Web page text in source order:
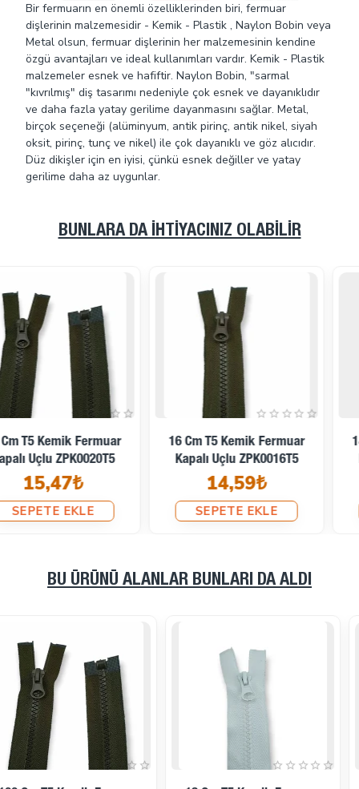
Bir fermuarın en önemli özelliklerinden biri, fermuar
dişlerinin malzemesidir - Kemik - Plastik , Naylon Bobin veya
Metal olsun, fermuar dişlerinin her malzemesinin kendine
özgü avantajları ve ideal kullanımları vardır. Kemik - Plastik
malzemeler esnek ve hafiftir. Naylon Bobin, "sarmal
"kıvrılmış" diş tasarımı nedeniyle çok esnek ve dayanıklıdır
ve daha fazla yatay gerilime dayanmasını sağlar. Metal,
birçok seçeneği (alüminyum, antik pirinç, antik nikel, siyah
oksit, pirinç, tunç ve nikel) ile çok dayanıklı ve göz alıcıdır.
Düz dikişler için en iyisi, çünkü esnek değiller ve yatay
gerilime daha az uygunlar.
BUNLARA DA İHTIYACINIZ OLABILIR
14 Cm T5 Kemik Fermuar
Kapalı Uçlu ZPK0014T5
14,10₺
SEPETE EKLE
12 Cm T5 Kemik Fermuar
Kapalı Uçlu ZPK0012T5
15,47₺
SEPETE EKLE
BU ÜRÜNÜ ALANLAR BUNLARI DA ALDI